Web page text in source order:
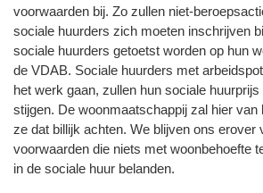
voorwaarden bij. Zo zullen niet-
sociale huurders zich moeten inschrijven
sociale huurders getoetst worden op hun
de VDAB. Sociale huurders met
het werk gaan, zullen hun sociale
stijgen. De woonmaatschappij zal hier van
ze dat billijk achten. We blijven ons erover
voorwaarden die niets met woonbehoefte
in de sociale huur belanden.